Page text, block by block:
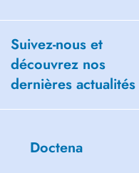
Suivez-nous et
découvrez nos
dernières actualités
Doctena